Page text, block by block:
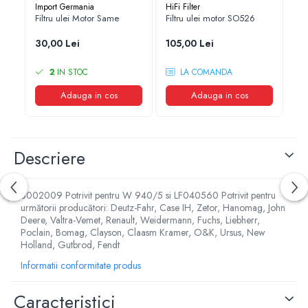
1.7.2. Placute de frana
1.7.3. Simeringuri sistem franare
1.7.4. Piese si accesorii frana
1.8.1. Prize de putere
1.8.2. Cutii viteze
1.8.3. Ambreiaje
1.8.4. Transmisie punte spate
Import Germania
Filtru ulei Motor Same
30,00 Lei
2 IN STOC
Adauga in cos
HiFi Filter
Filtru ulei motor SO526
105,00 Lei
LA COMANDA
Adauga in cos
Descriere
8002009 Potrivit pentru W 940/5 si LF040560 Potrivit pentru
următorii producători: Deutz-Fahr, Case IH, Zetor, Hanomag, John
Deere, Valtra-Vemet, Renault, Weidermann, Fuchs, Liebherr,
Poclain, Bomag, Clayson, Claasm Kramer, O&K, Ursus, New
Holland, Gutbrod, Fendt
Informatii conformitate produs
Caracteristici